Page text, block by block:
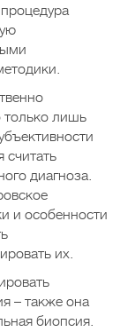
только лишь
считать
диагноза.
и особенности
их.
– также она
биопсия.